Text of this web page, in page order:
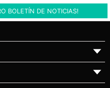
BOLETÍN DE NOTICIAS!
▼
▼